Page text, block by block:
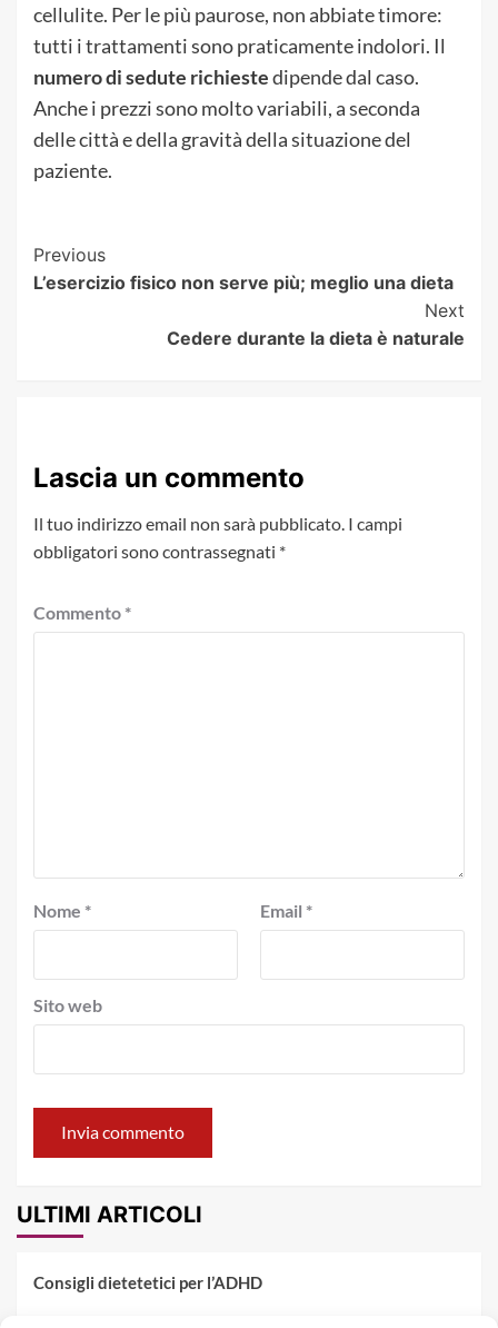
cellulite. Per le più paurose, non abbiate timore:
tutti i trattamenti sono praticamente indolori. Il
numero di sedute richiestedipende dal caso.
Anche i prezzi sono molto variabili, a seconda
delle città e della gravità della situazione del
paziente.
Post
Navigation
Previous
L’esercizio fisico non serve più; meglio una dieta
Next
Cedere durante la dieta è naturale
Lascia un commento
Il tuo indirizzo email non sarà pubblicato. I campi
obbligatori sono contrassegnati *
Commento *
Nome * Email *
Sito web
ULTIMI ARTICOLI
Consigli dietetetici per l’ADHD